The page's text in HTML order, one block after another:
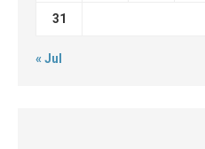
31
« Jul